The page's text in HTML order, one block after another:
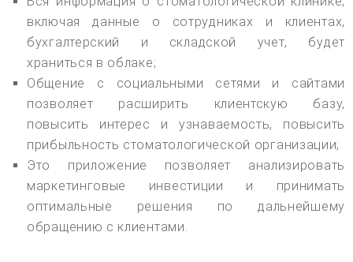
включая данные о сотрудниках и клиентах,
бухгалтерский и складской учет, будет
храниться в облаке;
Общение с социальными сетями и сайтами
позволяет расширить клиентскую базу,
повысить интерес и узнаваемость, повысить
прибыльность стоматологической организации;
Это приложение позволяет анализировать
маркетинговые инвестиции и принимать
оптимальные решения по дальнейшему
обращению с клиентами.